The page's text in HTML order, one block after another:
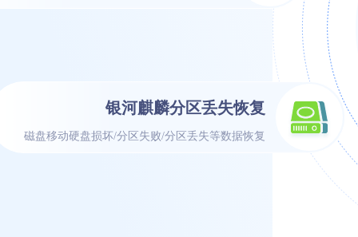
银河麒麟分区丢失恢复
磁盘移动硬盘损坏/分区失败/分区丢失等数据恢复